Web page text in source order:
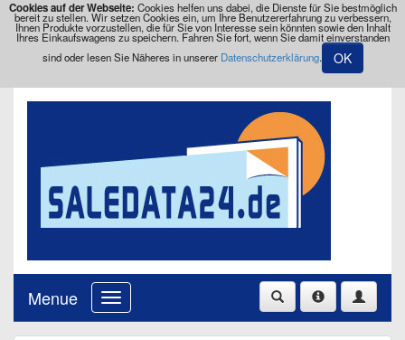
Cookies auf der Webseite: Cookies helfen uns dabei, die Dienste für Sie bestmöglich
bereit zu stellen. Wir setzen Cookies ein, um Ihre Benutzererfahrung zu verbessern,
Ihnen Produkte vorzustellen, die für Sie von Interesse sein könnten sowie den Inhalt
Ihres Einkaufswagens zu speichern. Fahren Sie fort, wenn Sie damit einverstanden
sind oder lesen Sie Näheres in unserer Datenschutzerklärung. OK
Menue